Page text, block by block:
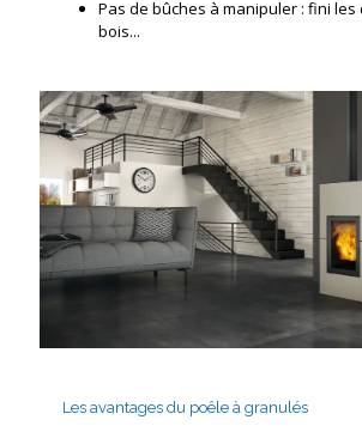
Pas de bûches à manipuler : fini les
bois...
Les avantages du poêle à granulés